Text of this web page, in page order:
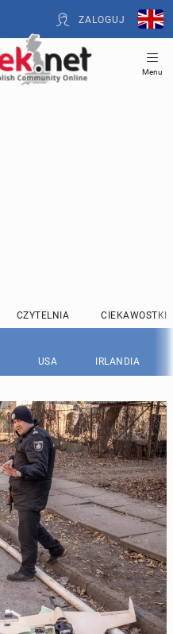
ZALOGUJ
Menu
CZYTELNIA CIEKAWOSTKI
USA IRLANDIA